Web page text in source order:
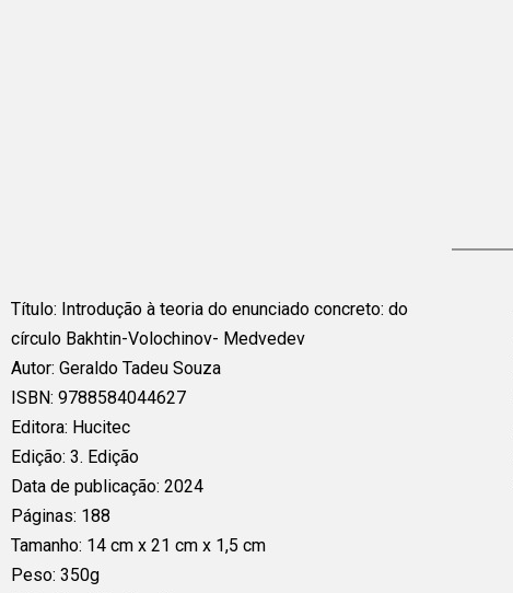
Título: Introdução à teoria do enunciado concreto: do
círculo Bakhtin-Volochinov- Medvedev
Autor: Geraldo Tadeu Souza
ISBN: 9788584044627
Editora: Hucitec
Edição: 3. Edição
Data de publicação: 2024
Páginas: 188
Tamanho: 14 cm x 21 cm x 1,5 cm
Peso: 350g